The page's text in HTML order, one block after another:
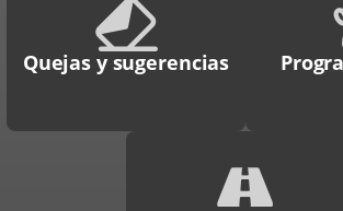
Quejas y sugerencias